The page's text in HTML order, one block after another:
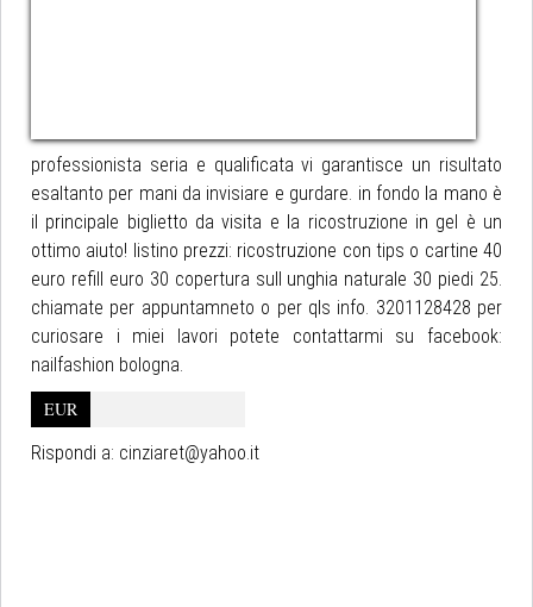
professionista seria e qualificata vi garantisce un risultato
esaltanto per mani da invisiare e gurdare. in fondo la mano è
il principale biglietto da visita e la ricostruzione in gel è un
ottimo aiuto! listino prezzi: ricostruzione con tips o cartine 40
euro refill euro 30 copertura sull unghia naturale 30 piedi 25.
chiamate per appuntamneto o per qls info. 3201128428 per
curiosare i miei lavori potete contattarmi su facebook:
nailfashion bologna.
EUR
Rispondi a: cinziaret@yahoo.it